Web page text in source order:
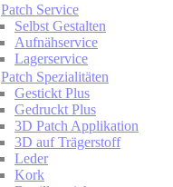
Patch Service
Selbst Gestalten
Aufnähservice
Lagerservice
Patch Spezialitäten
Gestickt Plus
Gedruckt Plus
3D Patch Applikation
3D auf Trägerstoff
Leder
Kork